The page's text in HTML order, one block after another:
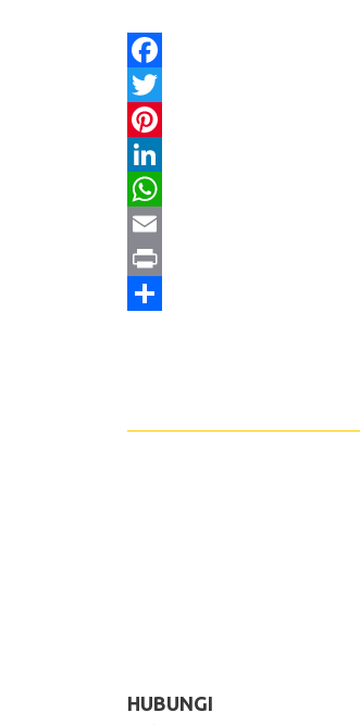
Facebook
Twitter
Pinterest
LinkedIn
WhatsApp
Email
Print
HUBUNGI